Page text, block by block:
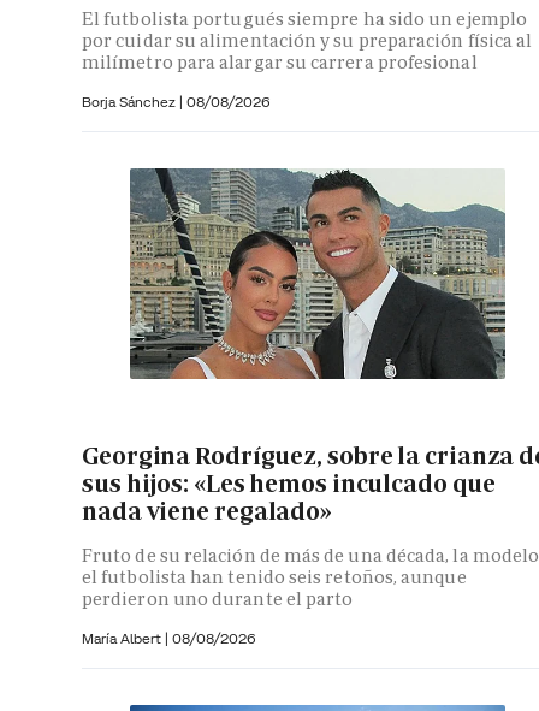
El futbolista portugués siempre ha sido un ejemplo
por cuidar su alimentación y su preparación física al
milímetro para alargar su carrera profesional
Borja Sánchez | 08/08/2026
Georgina Rodríguez, sobre la crianza
sus hijos: «Les hemos inculcado que
nada viene regalado»
Fruto de su relación de más de una década, la
el futbolista han tenido seis retoños, aunque
perdieron uno durante el parto
María Albert | 08/08/2026